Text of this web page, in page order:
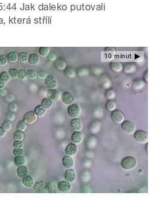
Jak daleko putovali
která střílí
10 minut